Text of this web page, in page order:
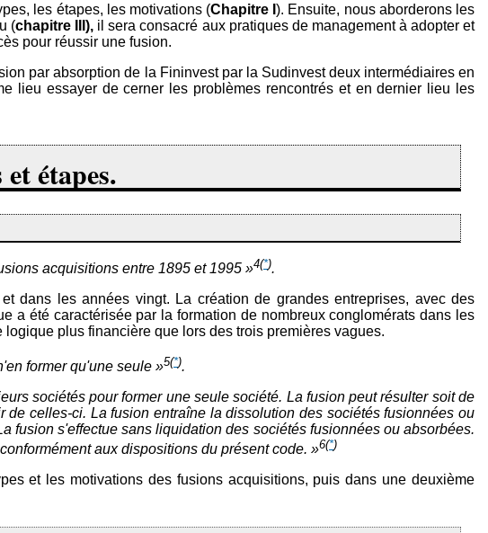
les étapes, les motivations (Chapitre I). Ensuite, nous aborderons les
(chapitre III), il sera consacré aux pratiques de management à adopter et
pour réussir une fusion.
par absorption de la Fininvest par la Sudinvest deux intermédiaires en
lieu essayer de cerner les problèmes rencontrés et en dernier lieu les
étapes.
acquisitions entre 1895 et 1995 »4(*).
dans les années vingt. La création de grandes entreprises, avec des
a été caractérisée par la formation de nombreux conglomérats dans les
plus financière que lors des trois premières vagues.
former qu'une seule »5(*).
sociétés pour former une seule société. La fusion peut résulter soit de
celles-ci. La fusion entraîne la dissolution des sociétés fusionnées ou
fusion s'effectue sans liquidation des sociétés fusionnées ou absorbées.
aux dispositions du présent code. »6(*)
et les motivations des fusions acquisitions, puis dans une deuxième